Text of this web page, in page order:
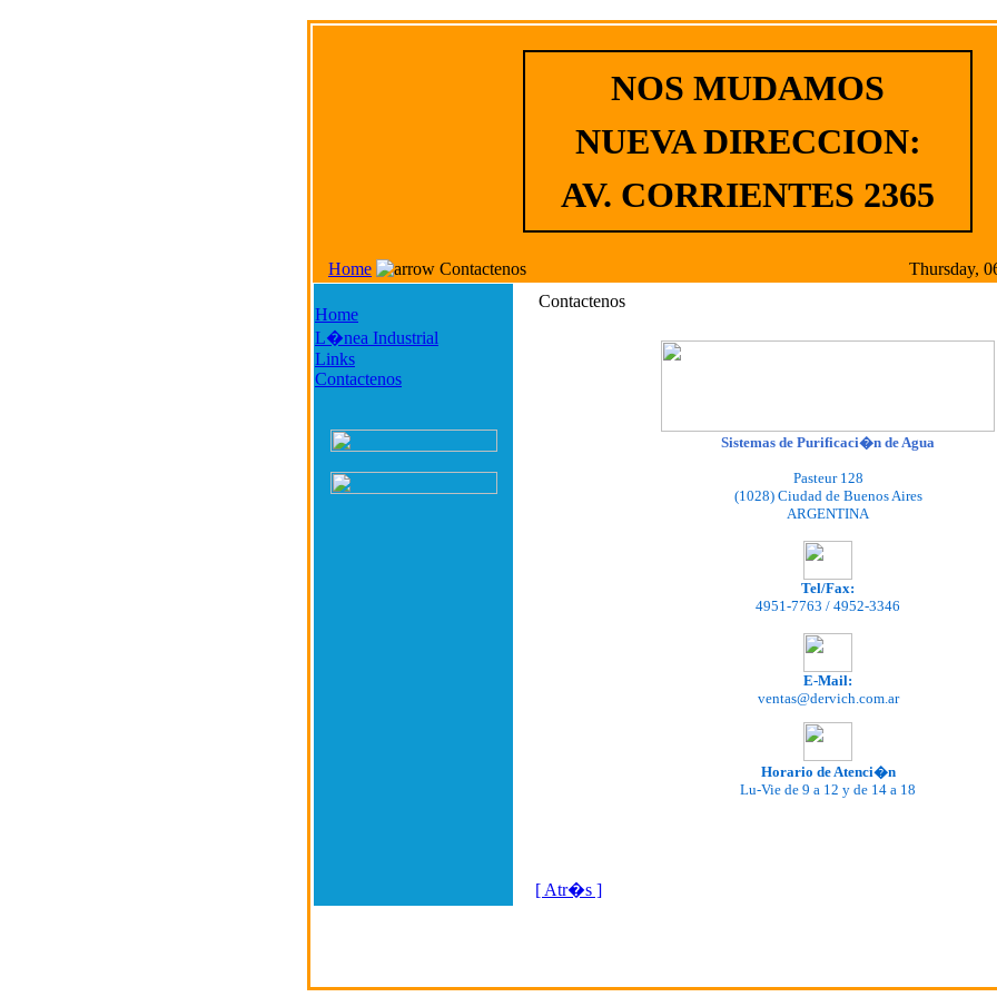
NOS MUDAMOS
NUEVA DIRECCION:
AV. CORRIENTES 2365
Home Contactenos Thursday,
Home
L�nea Industrial
Links
Contactenos
Contactenos
Sistemas de Purificaci�n de Agua
Pasteur 128
(1028) Ciudad de Buenos Aires
ARGENTINA
Tel/Fax:
4951-7763 / 4952-3346
E-Mail:
ventas@dervich.com.ar
Horario de Atenci�n
Lu-Vie de 9 a 12 y de 14 a 18
[ Atr�s ]